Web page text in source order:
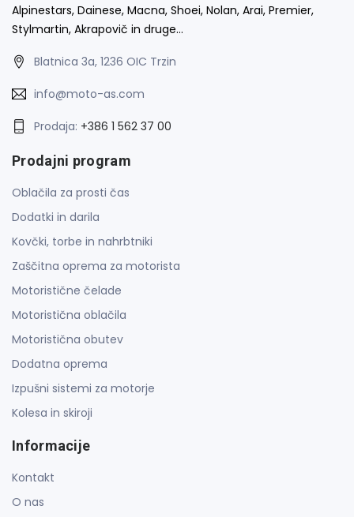
Alpinestars, Dainese, Macna, Shoei, Nolan, Arai, Premier,
Stylmartin, Akrapovič in druge…
Blatnica 3a, 1236 OIC Trzin
info@moto-as.com
Prodaja: +386 1 562 37 00
Prodajni program
Oblačila za prosti čas
Dodatki in darila
Kovčki, torbe in nahrbtniki
Zaščitna oprema za motorista
Motoristične čelade
Motoristična oblačila
Motoristična obutev
Dodatna oprema
Izpušni sistemi za motorje
Kolesa in skiroji
Informacije
Kontakt
O nas